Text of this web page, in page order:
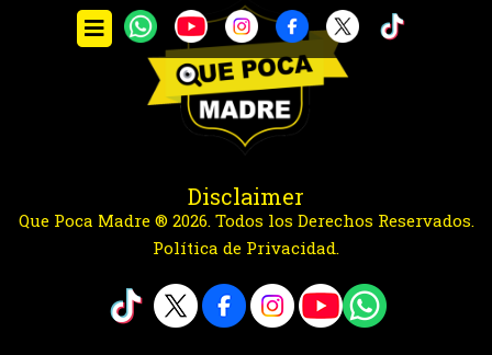
Disclaimer
Que Poca Madre ® 2026. Todos los Derechos Reservados.
Política de Privacidad.